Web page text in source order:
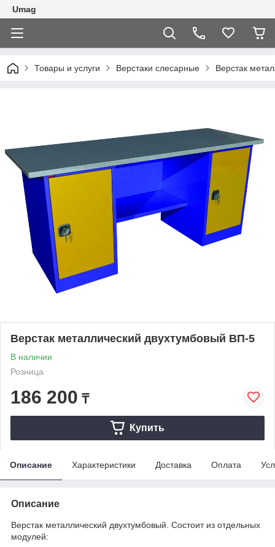
Umag
Товары и услуги Верстаки слесарные Верстак
Верстак металлический двухтумбовый ВП-5
В наличии
Розница
186 200 ₸
Купить
Описание Характеристики Доставка Оплата
Описание
Верстак металлический двухтумбовый. Состоит из отдельных
модулей: